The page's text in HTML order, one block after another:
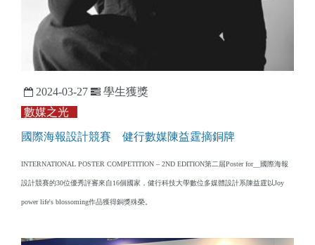
2024-03-27
學生獲獎
數媒之光
國際海報設計競賽 健行數媒陳益霆摘銅牌
INTERNATIONAL POSTER COMPETITION – 2ND EDITION第二屆Poster for__國際海報
設計競賽的30位優秀評審來自16個國家，健行科技大學數位多媒體設計系陳益霆以Joy
power life's blossoming作品獲得銅獎殊榮。